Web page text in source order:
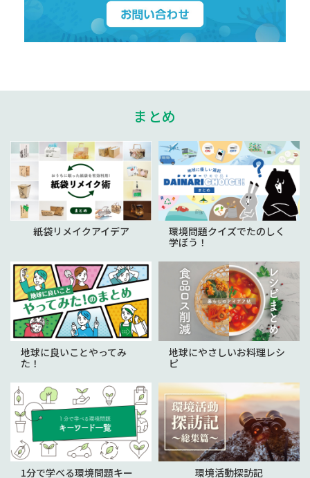
まとめ
紙袋リメイクアイデア
環境問題クイズでたのしく
学ぼう！
地球に良いことやってみ
た！
地球にやさしいお料理レシ
ピ
1分で学べる環境問題キー
環境活動探訪記